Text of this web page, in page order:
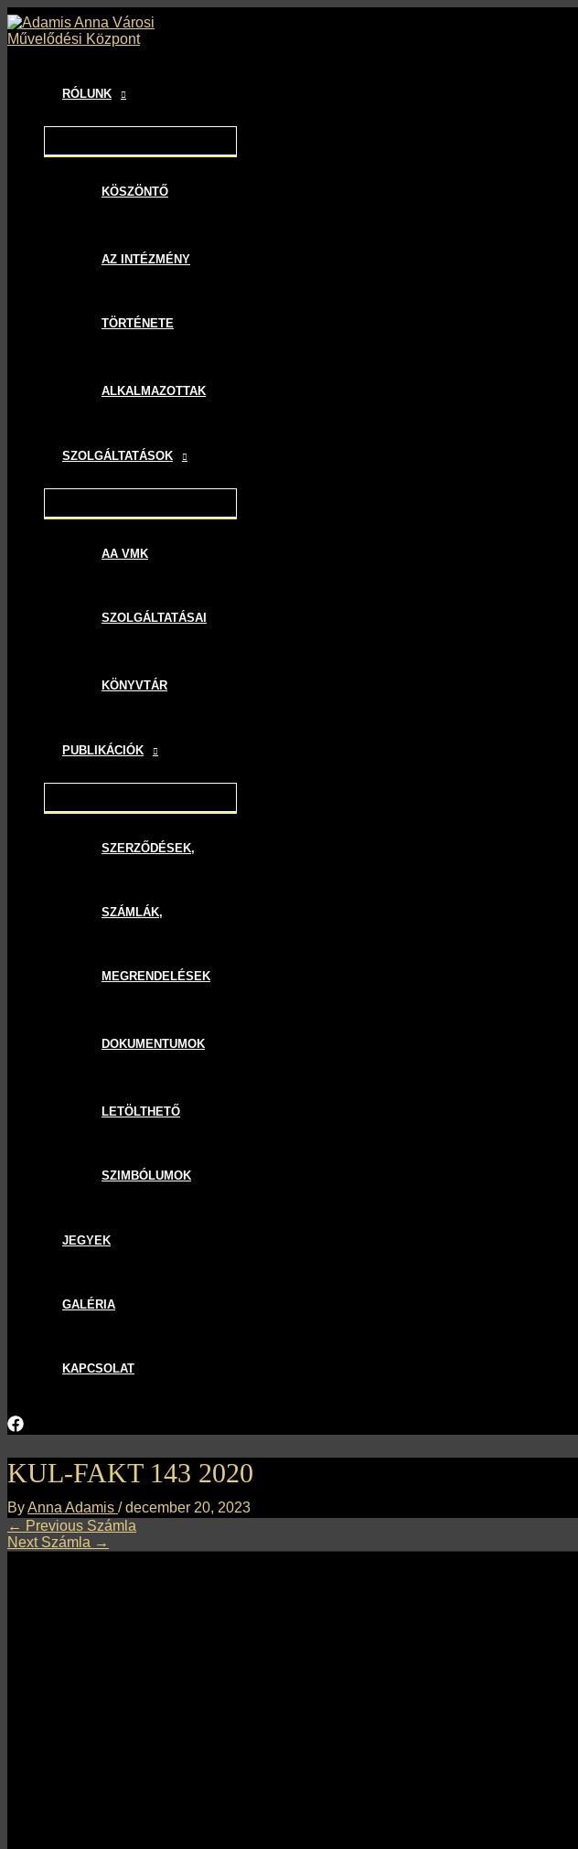
Skip
to
content
RÓLUNK
MENU
TOGGLE
KÖSZÖNTŐ
AZ INTÉZMÉNY
TÖRTÉNETE
ALKALMAZOTTAK
SZOLGÁLTATÁSOK
MENU
TOGGLE
AA VMK
SZOLGÁLTATÁSAI
KÖNYVTÁR
PUBLIKÁCIÓK
MENU
TOGGLE
SZERZŐDÉSEK,
SZÁMLÁK,
MEGRENDELÉSEK
DOKUMENTUMOK
LETÖLTHETŐ
SZIMBÓLUMOK
JEGYEK
GALÉRIA
KAPCSOLAT
KUL-FAKT 143 2020
ByAnna Adamis /december 20, 2023
Bejegyzés
navigáció
← Previous Számla
Next Számla →